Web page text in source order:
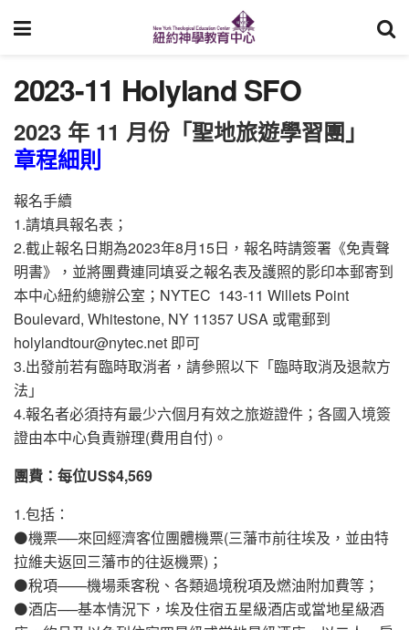
2023-11 Holyland SFO
2023 年 11 月份「聖地旅遊學習團」
章程細則
報名手續
1.請填具報名表；
2.截止報名日期為2023年8月15日，報名時請簽署《免責聲
明書》，並將團費連同填妥之報名表及護照的影印本郵寄到
本中心紐約總辦公室；NYTEC 143-11 Willets Point
Boulevard, Whitestone, NY 11357 USA 或電郵到
holylandtour@nytec.net 即可
3.出發前若有臨時取消者，請參照以下「臨時取消及退款方
法」
4.報名者必須持有最少六個月有效之旅遊證件；各國入境簽
證由本中心負責辦理(費用自付)。
團費：每位US$4,569
1.包括：
⚫機票──來回經濟客位團體機票(三藩巿前往埃及，並由特
拉維夫返回三藩巿的往返機票)；
⚫稅項——機場乘客稅、各類過境稅項及燃油附加費等；
⚫酒店──基本情況下，埃及住宿五星級酒店或當地星級酒